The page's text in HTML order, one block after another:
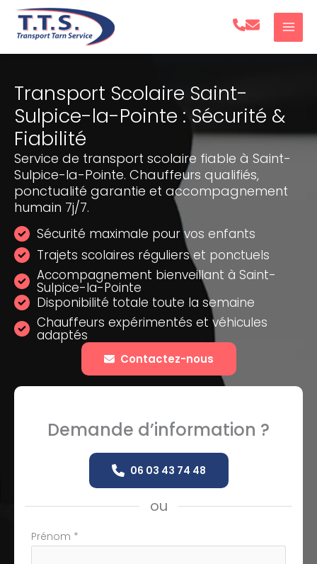
Aller
Transport Scolaire Saint-
Sulpice-la-Pointe : Sécurité &
Fiabilité
Service de transport scolaire fiable à Saint-
Sulpice-la-Pointe. Chauffeurs qualifiés,
ponctualité garantie et accompagnement
humain 7j/7.
Sécurité maximale pour vos enfants
Trajets scolaires réguliers et ponctuels
Accompagnement bienveillant à Saint-
Sulpice-la-Pointe
Disponibilité totale toute la semaine
Chauffeurs expérimentés et véhicules
adaptés
Contactez-nous
Demande d’information ?
06 03 43 74 48
ou
Formulaire
Prénom *